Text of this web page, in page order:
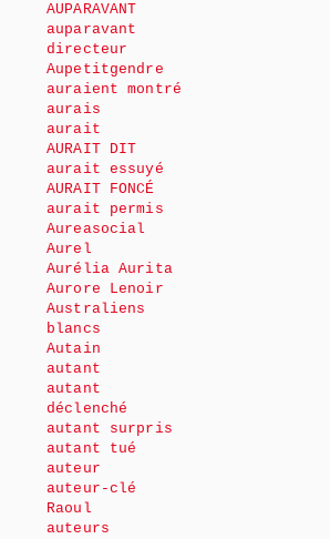
AUPARAVANT
auparavant
directeur
Aupetitgendre
auraient montré
aurais
aurait
AURAIT DIT
aurait essuyé
AURAIT FONCÉ
aurait permis
Aureasocial
Aurel
Aurélia Aurita
Aurore Lenoir
Australiens
blancs
Autain
autant
autant
déclenché
autant surpris
autant tué
auteur
auteur-clé
Raoul
auteurs